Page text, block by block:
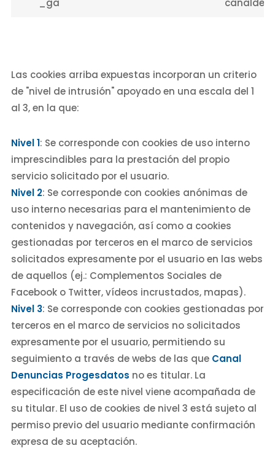
_ga
Las cookies arriba expuestas incorporan un criterio
de "nivel de intrusión" apoyado en una escala del 1
al 3, en la que:
Nivel 1: Se corresponde con cookies de uso interno
imprescindibles para la prestación del propio
servicio solicitado por el usuario.
Nivel 2: Se corresponde con cookies anónimas de
uso interno necesarias para el mantenimiento de
contenidos y navegación, así como a cookies
gestionadas por terceros en el marco de servicios
solicitados expresamente por el usuario en las webs
de aquellos (ej.: Complementos Sociales de
Facebook o Twitter, vídeos incrustados, mapas).
Nivel 3: Se corresponde con cookies gestionadas por
terceros en el marco de servicios no solicitados
expresamente por el usuario, permitiendo su
seguimiento a través de webs de las que Canal
Denuncias Progesdatos no es titular. La
especificación de este nivel viene acompañada de
su titular. El uso de cookies de nivel 3 está sujeto al
permiso previo del usuario mediante confirmación
expresa de su aceptación.